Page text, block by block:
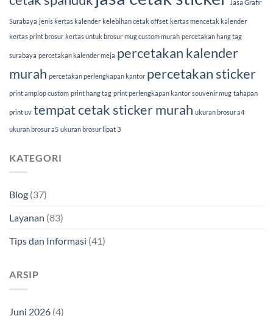
Jasa Grafir
Surabaya jenis kertas kalender kelebihan cetak offset kertas mencetak kalender
kertas print brosur kertas untuk brosur mug custom murah percetakan hang tag
surabaya percetakan kalender meja percetakan kalender
murah percetakan perlengkapan kantor percetakan sticker
print amplop custom print hang tag print perlengkapan kantor souvenir mug tahapan
print uv tempat cetak sticker murah ukuran brosur a4
ukuran brosur a5 ukuran brosur lipat 3
KATEGORI
Blog (37)
Layanan (83)
Tips dan Informasi (41)
ARSIP
Juni 2026 (4)